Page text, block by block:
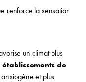
renforce la sensation
un climat plus
établissements de
et plus